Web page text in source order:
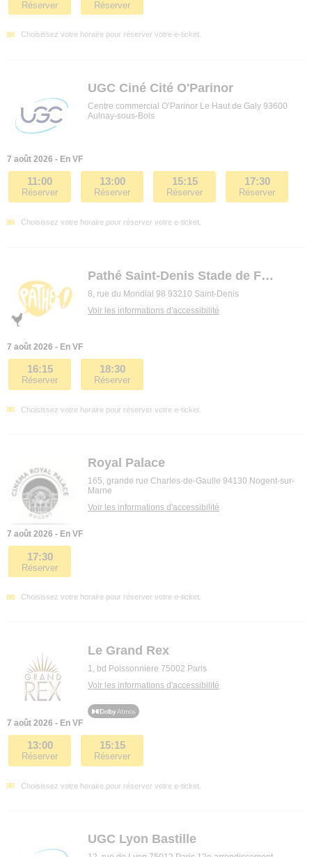
Réserver Réserver
Choisissez votre horaire pour réserver votre e-ticket.
UGC Ciné Cité O'Parinor
Centre commercial O’Parinor Le Haut de Galy 93600
Aulnay-sous-Bois
7 août 2026 - En VF
11:00
Réserver
13:00
Réserver
15:15
Réserver
17:30
Réserver
Choisissez votre horaire pour réserver votre e-ticket.
Pathé Saint-Denis Stade de France
8, rue du Mondial 98 93210 Saint-Denis
Voir les informations d'accessibilité
7 août 2026 - En VF
16:15
Réserver
18:30
Réserver
Choisissez votre horaire pour réserver votre e-ticket.
Royal Palace
165, grande rue Charles-de-Gaulle 94130 Nogent-sur-
Marne
Voir les informations d'accessibilité
7 août 2026 - En VF
17:30
Réserver
Choisissez votre horaire pour réserver votre e-ticket.
Le Grand Rex
1, bd Poissonniere 75002 Paris
Voir les informations d'accessibilité
7 août 2026 - En VF
13:00
Réserver
15:15
Réserver
Choisissez votre horaire pour réserver votre e-ticket.
UGC Lyon Bastille